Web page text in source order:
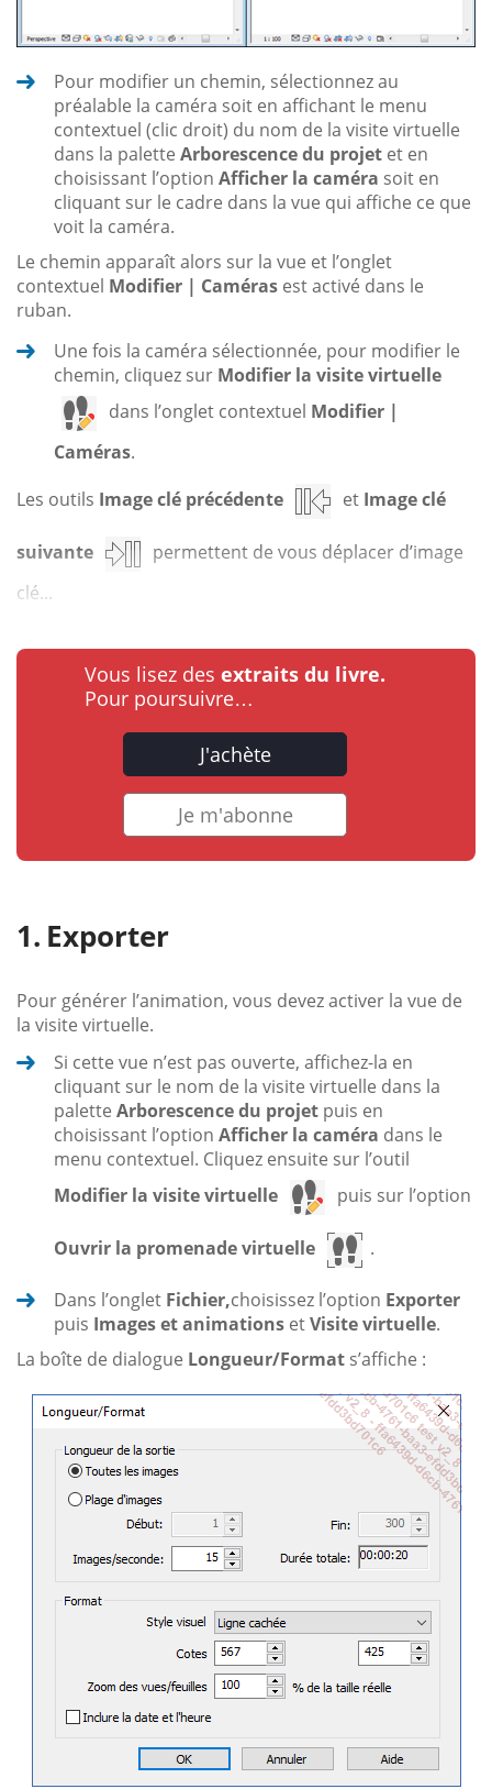
Pour modifier un chemin, sélectionnez au
préalable la caméra soit en affichant le menu
contextuel (clic droit) du nom de la visite virtuelle
dans la palette Arborescence du projet et en
choisissant l’option Afficher la caméra soit en
cliquant sur le cadre dans la vue qui affiche ce que
voit la caméra.
Le chemin apparaît alors sur la vue et l’onglet
contextuel Modifier | Caméras est activé dans le
ruban.
Une fois la caméra sélectionnée, pour modifier le
chemin, cliquez sur Modifier la visite virtuelle
dans l’onglet contextuel Modifier |
Caméras.
Les outils Image clé précédente et Image clé
suivante
permettent de vous déplacer d’image
clé...
Vous lisez des extraits du livre.
Pour poursuivre…
J'achète
Je m'abonne
Exporter
Pour générer l’animation, vous devez activer la vue de
la visite virtuelle.
Si cette vue n’est pas ouverte, affichez-la en
cliquant sur le nom de la visite virtuelle dans la
palette Arborescence du projet puis en
choisissant l’option Afficher la caméra dans le
menu contextuel. Cliquez ensuite sur l’outil
Modifier la visite virtuelle
puis sur l’option
Ouvrir la promenade virtuelle .
Dans l’onglet Fichier,choisissez l’option Exporter
puis Images et animations etVisite virtuelle.
La boîte de dialogue Longueur/Format s’affiche :